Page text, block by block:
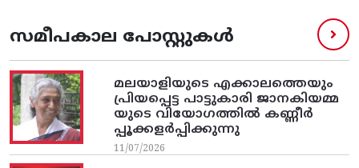
സമീപകാല പോസ്റ്റുകൾ
മലയാളിയുടെ എക്കാലത്തെയും
പ്രിയപ്പെട്ട പാട്ടുകാരി ജാനകിയമ്മ
യുടെ വിയോഗത്തിൽ കണ്ണീർ
പ്പൂക്കളർപ്പിക്കുന്നു
11/07/2026